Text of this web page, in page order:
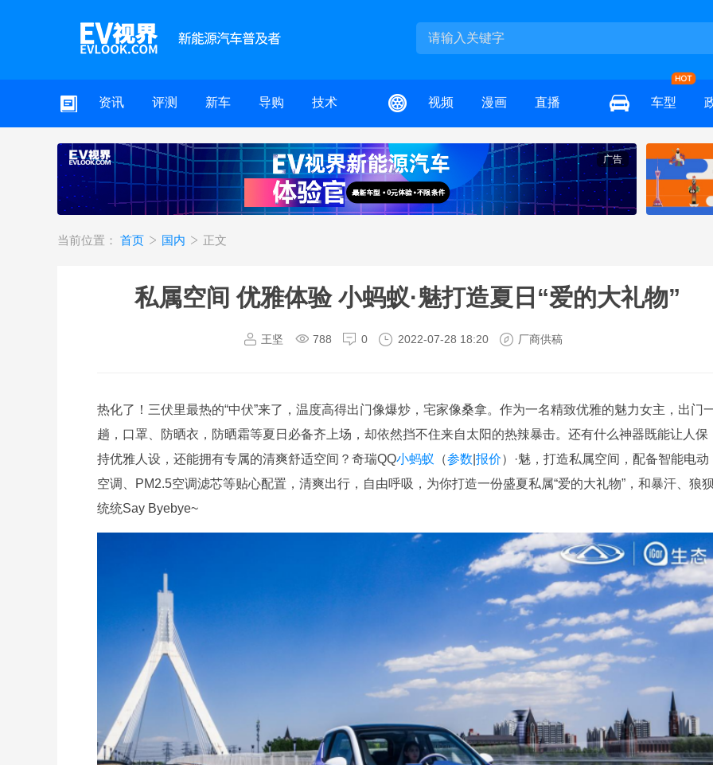
资讯 评测 新车 导购 技术 视频 漫画 直播 车型
广告
当前位置： 首页 国内 正文
私属空间 优雅体验 小蚂蚁·魅打造夏日“爱的大礼物”
王坚 788 0 2022-07-28 18:20 厂商供稿
热化了！三伏里最热的“中伏”来了，温度高得出门像爆炒，宅家像桑拿。作为一名精致优雅的魅力女主，出门
趟，口罩、防晒衣，防晒霜等夏日必备齐上场，却依然挡不住来自太阳的热辣暴击。还有什么神器既能让人保
持优雅人设，还能拥有专属的清爽舒适空间？奇瑞QQ小蚂蚁 （参数 报价）·魅，打造私属空间，配备智能电动
空调、PM2.5空调滤芯等贴心配置，清爽出行，自由呼吸，为你打造一份盛夏私属“爱的大礼物”，和暴汗、狼
统统Say Byebye~